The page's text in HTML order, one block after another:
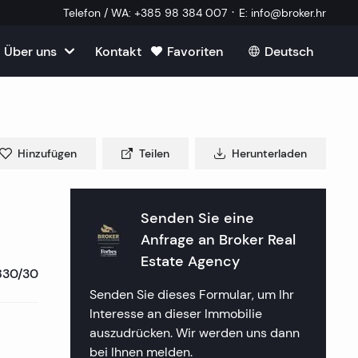
Telefon / WA: +385 98 384 007 · E: info@broker.hr
in Split
in Rogoznica
in Primosten
in Crikvenica
Verkauf in Kroatien
in Kroatien
Über uns
ein externer Mitarbeiter
Fragen
Kontakt Favoriten Deutsch
Alle ansehen
30
Hinzufügen Teilen Herunterladen
Senden Sie eine
Anfrage an Broker Real
Estate Agency
Senden Sie dieses Formular, um Ihr
Interesse an dieser Immobilie
auszudrücken. Wir werden uns dann
bei Ihnen melden.